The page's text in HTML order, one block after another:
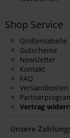
Shop Service
Größentabelle
Gutscheine
Newsletter
Kontakt
FAQ
Versandkosten
Vertrag
Unsere